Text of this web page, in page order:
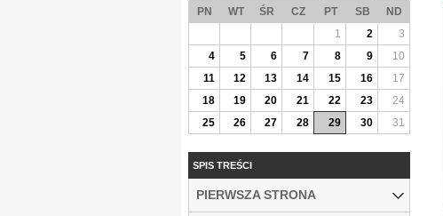
PN WT ŚR CZ PT SB
ND
1
2
3
4
5 6 7 8 9
10
11
12 13 14 15 16
17
18
19 20 21 22 23
24
25
26 27 28 29 30 31
SPIS TREŚCI
PIERWSZA STRONA